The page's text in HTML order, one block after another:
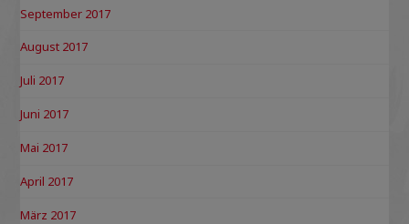
September 2017
August 2017
Juli 2017
Juni 2017
Mai 2017
April 2017
März 2017